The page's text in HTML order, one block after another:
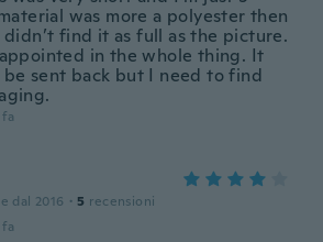
was more a polyester then
find it as full as the picture.
in the whole thing. It
be sent back but I need to find
dal 2016 · 5 recensioni